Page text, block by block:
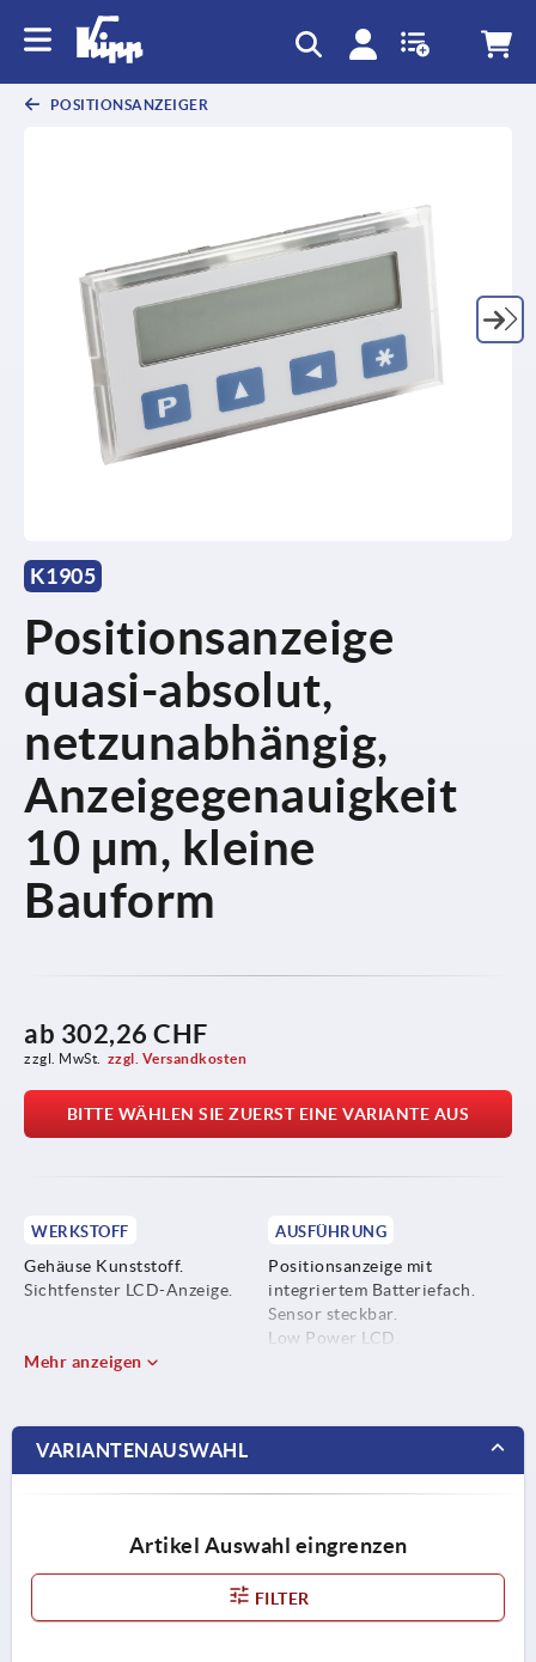
POSITIONSANZEIGER
K1905
Positionsanzeige
quasi-absolut,
netzunabhängig,
Anzeigegenauigkeit
10 µm, kleine
Bauform
ab 302,26 CHF
zzgl. MwSt. zzgl. Versandkosten
BITTE WÄHLEN SIE ZUERST EINE VARIANTE AUS
WERKSTOFF
Gehäuse Kunststoff.
Sichtfenster LCD-Anzeige.
AUSFÜHRUNG
Positionsanzeige mit
integriertem Batteriefach.
Sensor steckbar.
Low Power LCD.
Mehr anzeigen
VARIANTENAUSWAHL
Artikel Auswahl eingrenzen
FILTER